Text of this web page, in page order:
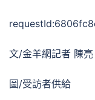
文/金羊網記者 陳亮
圖/受訪者供給